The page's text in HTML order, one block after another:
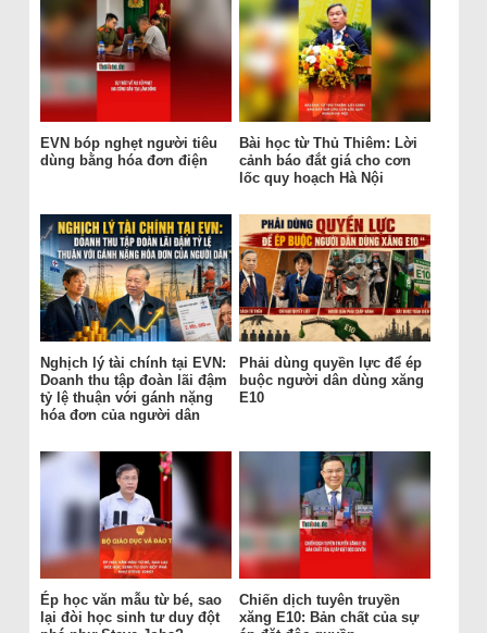
EVN bóp nghẹt người tiêu
dùng bằng hóa đơn điện
Bài học từ Thủ Thiêm: Lời
cảnh báo đắt giá cho cơn
lốc quy hoạch Hà Nội
Nghịch lý tài chính tại EVN:
Doanh thu tập đoàn lãi đậm
tỷ lệ thuận với gánh nặng
hóa đơn của người dân
Phải dùng quyền lực để ép
buộc người dân dùng xăng
E10
Ép học văn mẫu từ bé, sao
lại đòi học sinh tư duy đột
Chiến dịch tuyên truyền
xăng E10: Bản chất của sự